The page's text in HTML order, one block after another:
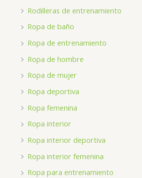
Rodilleras de entrenamiento
Ropa de baño
Ropa de entrenamiento
Ropa de hombre
Ropa de mujer
Ropa deportiva
Ropa femenina
Ropa interior
Ropa interior deportiva
Ropa interior femenina
Ropa para entrenamiento